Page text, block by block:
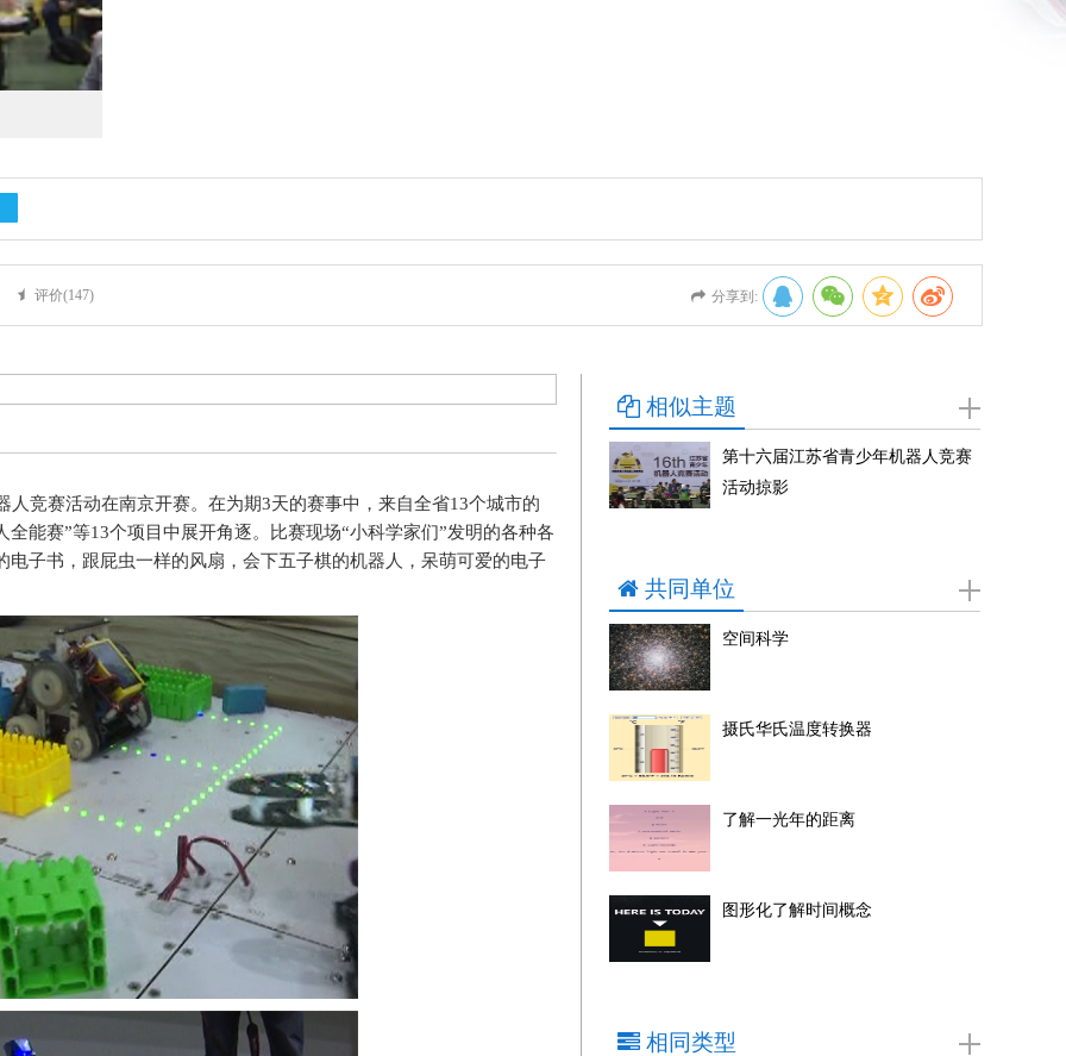
评价(147) 分享到:
赛活动在南京开赛。在为期3天的赛事中，来自全省13个城市的
能赛”等13个项目中展开角逐。比赛现场“小科学家们”发明的各种各
子书，跟屁虫一样的风扇，会下五子棋的机器人，呆萌可爱的电子
相似主题
第十六届江苏省青少年机器人竞赛
活动掠影
共同单位
空间科学
摄氏华氏温度转换器
了解一光年的距离
图形化了解时间概念
相同类型